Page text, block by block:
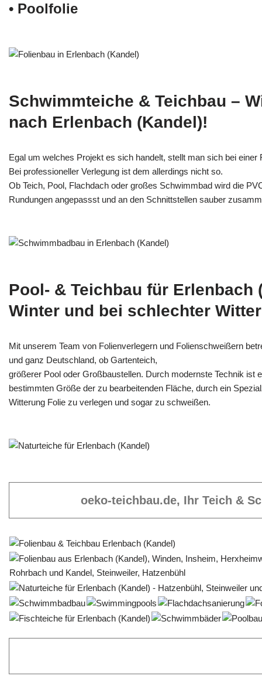
• Poolfolie
Schwimmteiche & Teichbau –
nach Erlenbach (Kandel)!
Egal um welches Projekt es sich handelt, stellt man sich bei einer
Bei professioneller Verlegung ist dem allerdings nicht so.
Ob Teich, Pool, Flachdach oder großes Schwimmbad wird die
Rundungen angepassst und an den Schnittstellen sauber
Pool- & Teichbau für Erlenbach
Winter und bei schlechter
Mit unserem Team von Folienverlegern und Folien­schweißern
und ganz Deutschland, ob Gartenteich,
größerer Pool oder Großbaustellen. Durch modernste Technik ist
bestimmten Größe der zu bearbeitenden Fläche, durch ein
Witterung Folie zu verlegen und sogar zu schweißen.
oeko-teichbau.de, Ihr Teich &